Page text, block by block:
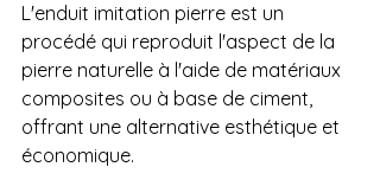
L'enduit imitation pierre est un
procédé qui reproduit l'aspect de la
pierre naturelle à l'aide de matériaux
composites ou à base de ciment,
offrant une alternative esthétique et
économique.